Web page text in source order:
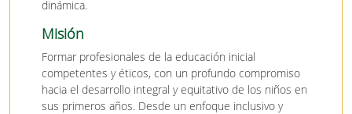
dinámica.
Misión
Formar profesionales de la educación inicial
competentes y éticos, con un profundo compromiso
hacia el desarrollo integral y equitativo de los niños en
sus primeros años. Desde un enfoque inclusivo y